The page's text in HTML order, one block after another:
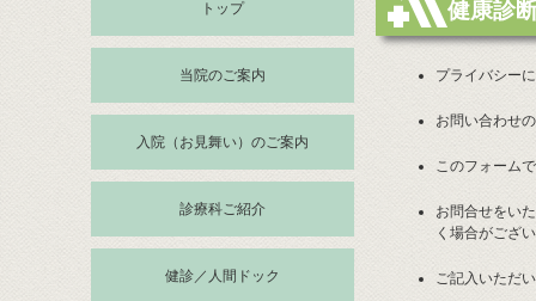
健康診
プライバシー
お問い合わせ
このフォーム
お問合せをい
く場合がござ
ご記入いただ
トップ
当院のご案内
入院（お見舞い）のご案内
診療科ご紹介
健診／人間ドック